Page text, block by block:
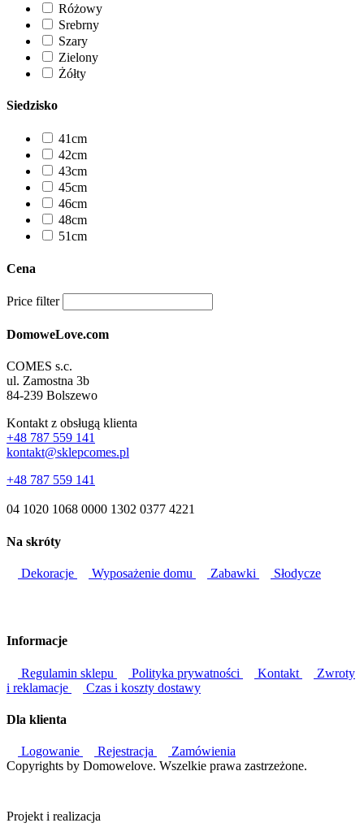
Różowy
Srebrny
Szary
Zielony
Żółty
Siedzisko
41cm
42cm
43cm
45cm
46cm
48cm
51cm
Cena
Price filter
DomoweLove.com
COMES s.c.
ul. Zamostna 3b
84-239 Bolszewo
Kontakt z obsługą klienta
+48 787 559 141
kontakt@sklepcomes.pl
+48 787 559 141
04 1020 1068 0000 1302 0377 4221
Na skróty
Dekoracje Wyposażenie domu Zabawki Słodycze
Informacje
Regulamin sklepu Polityka prywatności Kontakt
Zwroty
i reklamacje
Czas i koszty dostawy
Dla klienta
Logowanie Rejestracja
Zamówienia
Copyrights by Domowelove. Wszelkie prawa zastrzeżone.
Projekt i realizacja